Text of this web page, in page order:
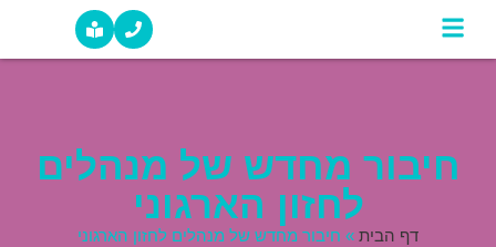
חיבור מחדש של מנהלים
לחזון הארגוני
דף הבית » חיבור מחדש של מנהלים לחזון הארגוני